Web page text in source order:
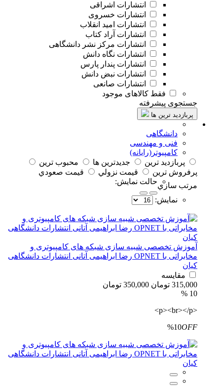
انتشارات اشراقی
انتشارات خسروی
انتشارات امید انقلاب
انتشارات آراد کتاب
انتشارات مرکز نشر دانشگاهی
انتشارات نگاه دانش
انتشارات پندار پارس
انتشارات نبض دانش
انتشارات صانعی
فقط کالاهای موجود
جستجوی پیشرفته
پربازدید ترین ها
دانشگاهی
فنی و مهندسی
کامپیوتر(رایانه)
پربازديد ترين
جديدترين ها
محبوب ترين
پرفروش ترين
قيمت نزولي
قيمت صعودي
مرتب سازيحالت نمايش:
نمايش:
آموزش تخصصی شبیه سازی شبکه های کامپیوتری و
مخابراتی با OPNET رضا ابراهیمی آتانی انتشارات دانشگاهی
کیان
مقایسه
315,000 تومان
350,000 تومان
10 %
<p><br></p>
%10OFF